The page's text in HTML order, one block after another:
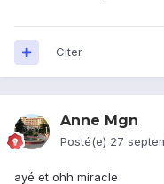
Citer
Anne Mgn
Posté(e) 27
ayé et ohh miracle